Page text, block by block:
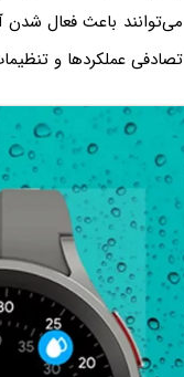
می‌توانند باعث فعال
تصادفی عملکردها و